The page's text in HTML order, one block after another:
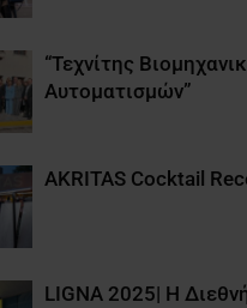
“Τεχνίτης
Αυτοματισμών”
AKRITAS Cocktail
LIGNA 2025| Η